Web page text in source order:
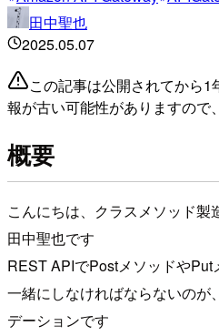
田中聖也
2025.05.07
この記事は公開されてから
報が古い可能性がありますので
概要
こんにちは、クラスメソッド
田中聖也です
REST APIでPostメソッドや
一緒にしなければならないのが
デーションです